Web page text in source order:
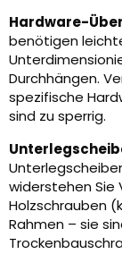
Hardware-
benötigen
Durchhängen.
spezifische
sind zu sperrig.
widerstehen Sie
Holzschrauben
Rahmen – sie